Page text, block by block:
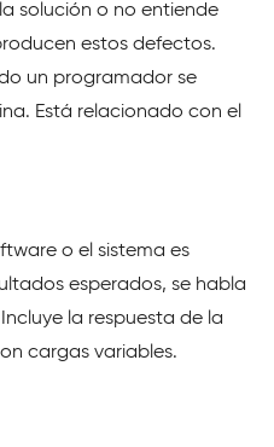
solución o no entiende
estos defectos.
un programador se
Está relacionado con el
o el sistema es
esperados, se habla
la respuesta de la
cargas variables.